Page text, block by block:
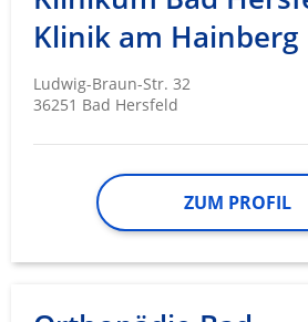
Klinik am Hainberg
Ludwig-Braun-Str. 32
36251 Bad Hersfeld
ZUM PROFIL
Notwendig
Performance
Funktional
Werbung